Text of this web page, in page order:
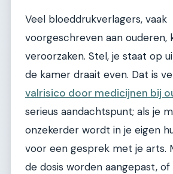
Veel bloeddrukverlagers, vaak
voorgeschreven aan ouderen,
veroorzaken. Stel, je staat op
de kamer draait even. Dat is
valrisico door medicijnen bij
serieus aandachtspunt; als je
onzekerder wordt in je eigen
voor een gesprek met je arts.
de dosis worden aangepast,